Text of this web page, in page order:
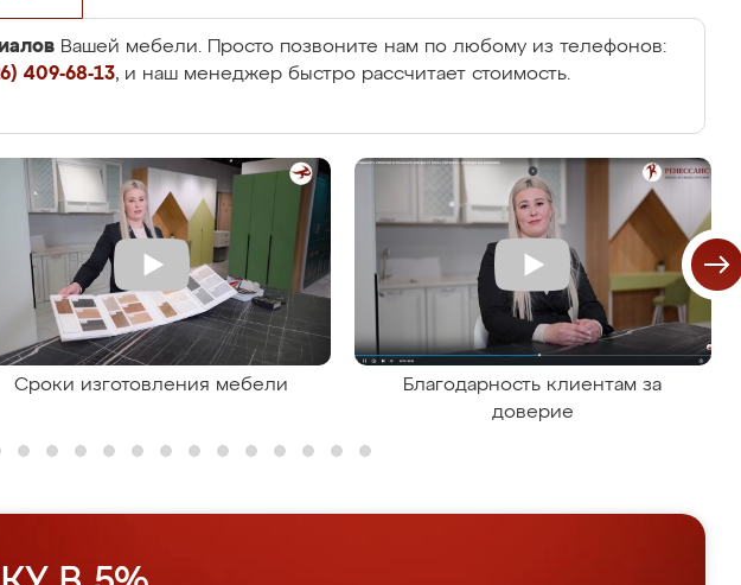
Вашей мебели. Просто позвоните нам по любому из телефонов:
409-68-13, и наш менеджер быстро рассчитает стоимость.
Сроки изготовления мебели
Благодарность клиентам за
доверие